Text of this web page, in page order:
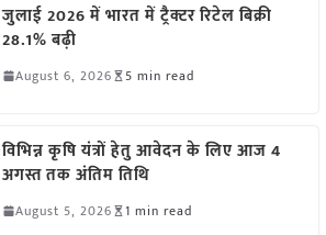
जुलाई 2026 में भारत में ट्रैक्टर रिटेल बिक्री
28.1% बढ़ी
August 6, 2026 5 min read
विभिन्न कृषि यंत्रों हेतु आवेदन के लिए आज 4
अगस्त तक अंतिम तिथि
August 5, 2026 1 min read